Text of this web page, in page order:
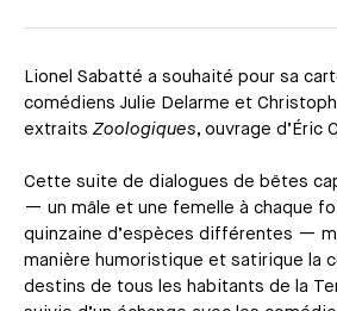
Lionel Sabatté a souhaité pour sa
comédiens Julie Delarme et
extraits Zoologiques, ouvrage d’Éric
Cette suite de dialogues de bêtes
— un mâle et une femelle à chaque
quinzaine d’espèces différentes —
manière humoristique et satirique la
destins de tous les habitants de la